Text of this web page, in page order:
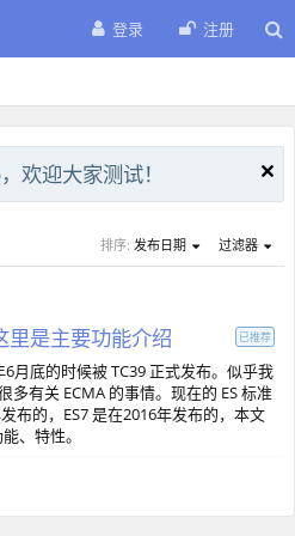
登录 注册
欢迎大家测试！
排序: 发布日期 过滤器
已推荐
里是主要功能介绍
6月底的时候被 TC39 正式发布。似乎我
有关 ECMA 的事情。现在的 ES 标准
布的，ES7 是在2016年发布的，本文
、特性。